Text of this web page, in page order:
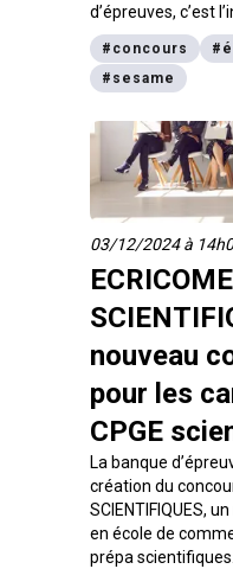
d’épreuves, c’est
Normandie qui
programmes
# concours #
# sesame
03/12/2024 à
nouveau
pour les
CPGE
La banque
création du
SCIENTIFIQUES,
en école de
prépa